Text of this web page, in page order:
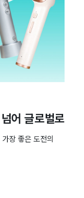
어 글로벌로
장 좋은 도전의